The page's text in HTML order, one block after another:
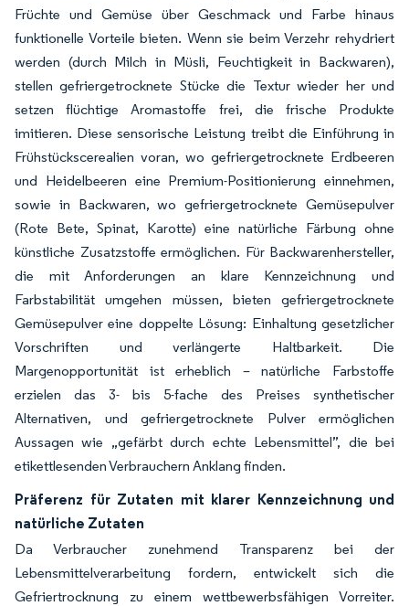
Früchte und Gemüse über Geschmack und Farbe hinaus
funktionelle Vorteile bieten. Wenn sie beim Verzehr rehydriert
werden (durch Milch in Müsli, Feuchtigkeit in Backwaren),
stellen gefriergetrocknete Stücke die Textur wieder her und
setzen flüchtige Aromastoffe frei, die frische Produkte
imitieren. Diese sensorische Leistung treibt die Einführung in
Frühstückscerealien voran, wo gefriergetrocknete Erdbeeren
und Heidelbeeren eine Premium-Positionierung einnehmen,
sowie in Backwaren, wo gefriergetrocknete Gemüsepulver
(Rote Bete, Spinat, Karotte) eine natürliche Färbung ohne
künstliche Zusatzstoffe ermöglichen. Für Backwarenhersteller,
die mit Anforderungen an klare Kennzeichnung und
Farbstabilität umgehen müssen, bieten gefriergetrocknete
Gemüsepulver eine doppelte Lösung: Einhaltung gesetzlicher
Vorschriften und verlängerte Haltbarkeit. Die
Margenopportunität ist erheblich – natürliche Farbstoffe
erzielen das 3- bis 5-fache des Preises synthetischer
Alternativen, und gefriergetrocknete Pulver ermöglichen
Aussagen wie „gefärbt durch echte Lebensmittel”, die bei
etikettlesenden Verbrauchern Anklang finden.
Präferenz für Zutaten mit klarer Kennzeichnung und
natürliche Zutaten
Da Verbraucher zunehmend Transparenz bei der
Lebensmittelverarbeitung fordern, entwickelt sich die
Gefriertrocknung zu einem wettbewerbsfähigen Vorreiter.